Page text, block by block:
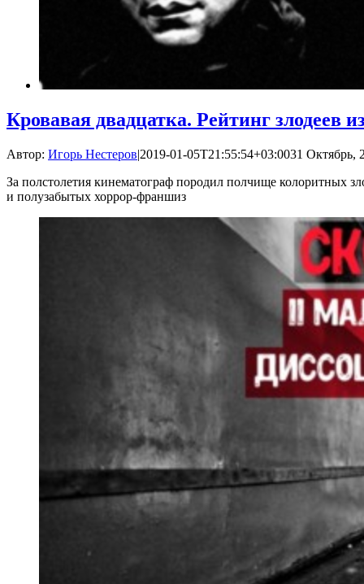
Кровавая двадцатка. Рейтинг злодеев
Автор: Игорь Нестеров|2019-01-05T21:55:54+03:0031 Октябрь,
За полстолетия кинематограф породил полчище колоритных
и полузабытых хоррор-франшиз